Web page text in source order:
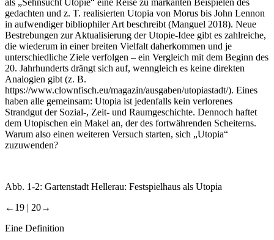
als „Sehnsucht Utopie“ eine Reise zu markanten Beispielen des
gedachten und z. T. realisierten Utopia von Morus bis John Lennon
in aufwendiger bibliophiler Art beschreibt (Manguel 2018). Neue
Bestrebungen zur Aktualisierung der Utopie-Idee gibt es zahlreiche,
die wiederum in einer breiten Vielfalt daherkommen und je
unterschiedliche Ziele verfolgen – ein Vergleich mit dem Beginn des
20. Jahrhunderts drängt sich auf, wenngleich es keine direkten
Analogien gibt (z. B.
https://www.clownfisch.eu/magazin/ausgaben/utopiastadt/). Eines
haben alle gemeinsam: Utopia ist jedenfalls kein verlorenes
Strandgut der Sozial-, Zeit- und Raumgeschichte. Dennoch haftet
dem Utopischen ein Makel an, der des fortwährenden Scheiterns.
Warum also einen weiteren Versuch starten, sich „Utopia“
zuzuwenden?
Abb. 1-2: Gartenstadt Hellerau: Festspielhaus als Utopia
←19 | 20→
Eine Definition